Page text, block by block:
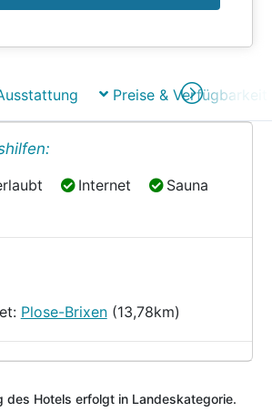
Preise & Verfügbarkeit
Internet
Internet Sauna
Sauna
Plose-Brixen(13,78km)
des Hotels erfolgt in Landeskategorie.